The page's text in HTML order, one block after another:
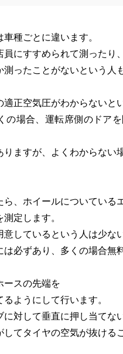
種ごとに違います。
にすすめられて測ったり、
ったことがないという人
正空気圧がわからないと
の場合、運転席側のドア
りますが、よくわからない
、ホイールについている
定します。
しているという人は少な
必ずあり、多くの場合無
ースの先端を
ようにして行います。
対して垂直に押し当てな
してタイヤの空気が抜ける